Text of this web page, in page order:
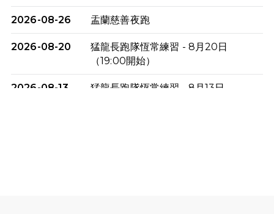
2026-08-26 盂蘭慈善夜跑
2026-08-20
猛龍長跑隊恆常練習 - 8月20日
（19:00開始）
2026-08-13
猛龍長跑隊恆常練習 - 8月13日